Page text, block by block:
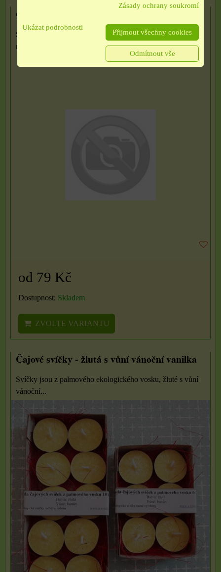
Čajové svíčky - modrá s vůní moře
Svíčky jsou z palmového ekologického vosku, modré s vůní
moře....
od 79 Kč
Dostupnost: Skladem
ZVOLTE VARIANTU
Čajové svíčky - žlutá s vůní vánoční vanilka
Svíčky jsou z palmového ekologického vosku, žluté s vůní
vánoční...
Zásady ochrany soukromí
Ukázat podrobnosti
Přijmout všechny cookies
Odmítnout vše